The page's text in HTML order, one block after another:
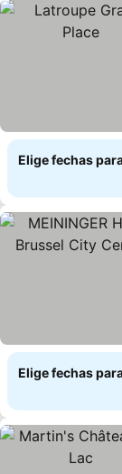
Elige fechas
Elige fechas